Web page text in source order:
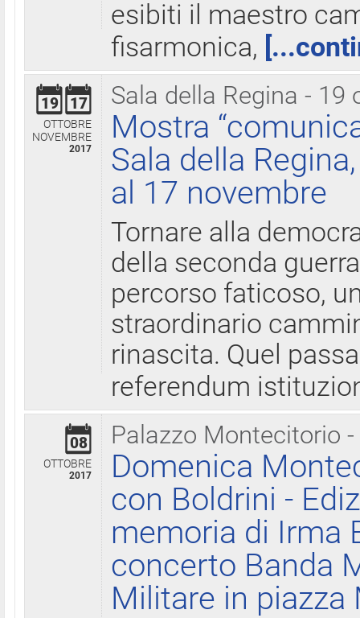
esibiti il maestro
fisarmonica,
Sala della Regina - 19
19 17
OTTOBRE
NOVEMBRE
2017
Mostra
Sala della
al 17 novembre
Tornare alla
della seconda
percorso faticoso,
straordinario
rinascita. Quel
referendum
Palazzo Montecitorio
08
OTTOBRE
2017
Domenica
con Boldrini -
memoria di Irma
concerto Banda
Militare in